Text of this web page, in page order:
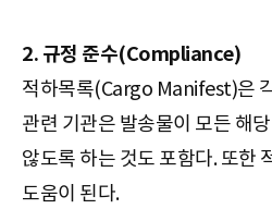
2. 규정 준수(Compliance)
적하목록(Cargo Manifest)은
관련 기관은 발송물이 모든 해
않도록 하는 것도 포함다. 또한
도움이 된다.